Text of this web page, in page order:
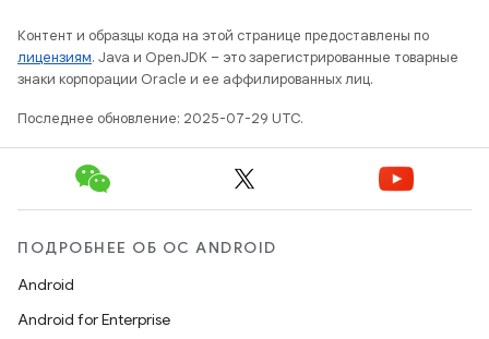
Контент и образцы кода на этой странице предоставлены по
лицензиям. Java и OpenJDK – это зарегистрированные товарные
знаки корпорации Oracle и ее аффилированных лиц.
Последнее обновление: 2025-07-29 UTC.
ПОДРОБНЕЕ ОБ ОС ANDROID
Android
Android for Enterprise